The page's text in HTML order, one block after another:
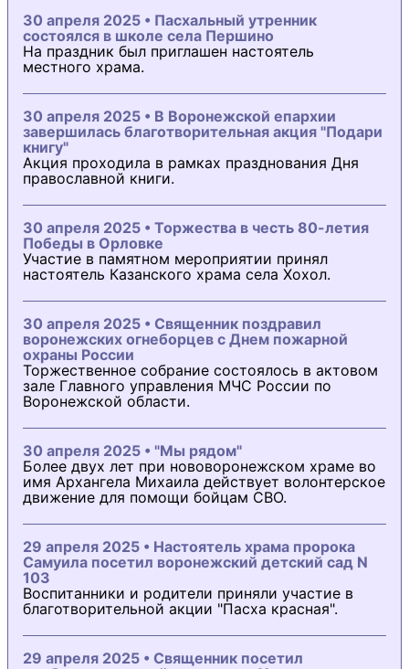
30 апреля 2025 • Пасхальный утренник
состоялся в школе села Першино
На праздник был приглашен настоятель
местного храма.
30 апреля 2025 • В Воронежской епархии
завершилась благотворительная акция "Подари
книгу"
Акция проходила в рамках празднования Дня
православной книги.
30 апреля 2025 • Торжества в честь 80-летия
Победы в Орловке
Участие в памятном мероприятии принял
настоятель Казанского храма села Хохол.
30 апреля 2025 • Священник поздравил
воронежских огнеборцев с Днем пожарной
охраны России
Торжественное собрание состоялось в актовом
зале Главного управления МЧС России по
Воронежской области.
30 апреля 2025 • "Мы рядом"
Более двух лет при нововоронежском храме во
имя Архангела Михаила действует волонтерское
движение для помощи бойцам СВО.
29 апреля 2025 • Настоятель храма пророка
Самуила посетил воронежский детский сад N
103
Воспитанники и родители приняли участие в
благотворительной акции "Пасха красная".
29 апреля 2025 • Священник посетил